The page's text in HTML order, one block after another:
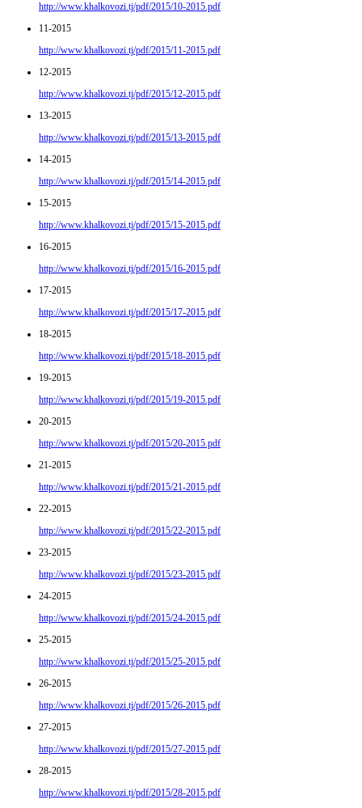
http://www.khalkovozi.tj/pdf/2015/10-2015.pdf
11-2015
http://www.khalkovozi.tj/pdf/2015/11-2015.pdf
12-2015
http://www.khalkovozi.tj/pdf/2015/12-2015.pdf
13-2015
http://www.khalkovozi.tj/pdf/2015/13-2015.pdf
14-2015
http://www.khalkovozi.tj/pdf/2015/14-2015.pdf
15-2015
http://www.khalkovozi.tj/pdf/2015/15-2015.pdf
16-2015
http://www.khalkovozi.tj/pdf/2015/16-2015.pdf
17-2015
http://www.khalkovozi.tj/pdf/2015/17-2015.pdf
18-2015
http://www.khalkovozi.tj/pdf/2015/18-2015.pdf
19-2015
http://www.khalkovozi.tj/pdf/2015/19-2015.pdf
20-2015
http://www.khalkovozi.tj/pdf/2015/20-2015.pdf
21-2015
http://www.khalkovozi.tj/pdf/2015/21-2015.pdf
22-2015
http://www.khalkovozi.tj/pdf/2015/22-2015.pdf
23-2015
http://www.khalkovozi.tj/pdf/2015/23-2015.pdf
24-2015
http://www.khalkovozi.tj/pdf/2015/24-2015.pdf
25-2015
http://www.khalkovozi.tj/pdf/2015/25-2015.pdf
26-2015
http://www.khalkovozi.tj/pdf/2015/26-2015.pdf
27-2015
http://www.khalkovozi.tj/pdf/2015/27-2015.pdf
28-2015
http://www.khalkovozi.tj/pdf/2015/28-2015.pdf